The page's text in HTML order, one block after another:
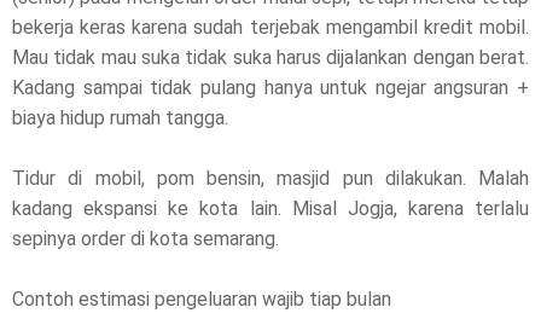
bekerja keras karena sudah terjebak mengambil kredit mobil.
Mau tidak mau suka tidak suka harus dijalankan dengan berat.
Kadang sampai tidak pulang hanya untuk ngejar angsuran +
biaya hidup rumah tangga.
Tidur di mobil, pom bensin, masjid pun dilakukan. Malah
kadang ekspansi ke kota lain. Misal Jogja, karena terlalu
sepinya order di kota semarang.
Contoh estimasi pengeluaran wajib tiap bulan